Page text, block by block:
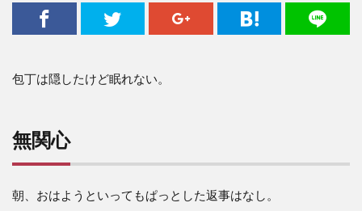
包丁は隠したけど眠れない。
無関心
朝、おはようといってもぱっとした返事はなし。